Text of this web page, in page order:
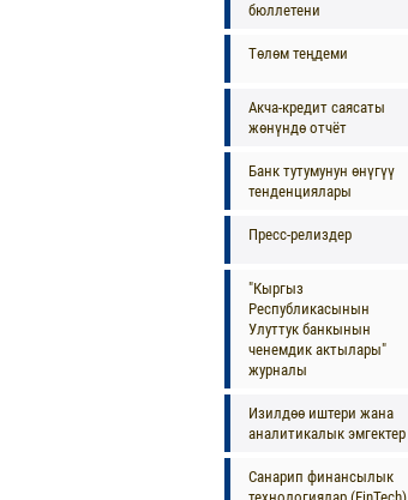
бюллетени
Төлөм теңдеми
Акча-кредит саясаты
жөнүндө отчёт
Банк тутумунун өнүгүү
тенденциялары
Пресс-релиздер
"Кыргыз
Республикасынын
Улуттук банкынын
ченемдик актылары"
журналы
Изилдөө иштери жана
аналитикалык эмгектер
Санарип финансылык